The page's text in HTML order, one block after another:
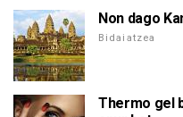
Non dago
Bidaiatzea
Thermo gel